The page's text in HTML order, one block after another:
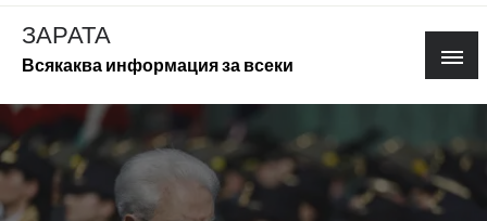
Skip
content
ЗАРАТА
Всякаква информация за всеки